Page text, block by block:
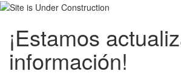
¡Estamos
información!